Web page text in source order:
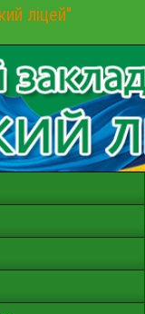
ліцей"